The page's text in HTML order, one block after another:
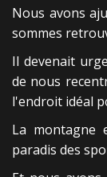
Nous avons
sommes
Il devenait
de nous
l'endroit idéal
La montagne
paradis des